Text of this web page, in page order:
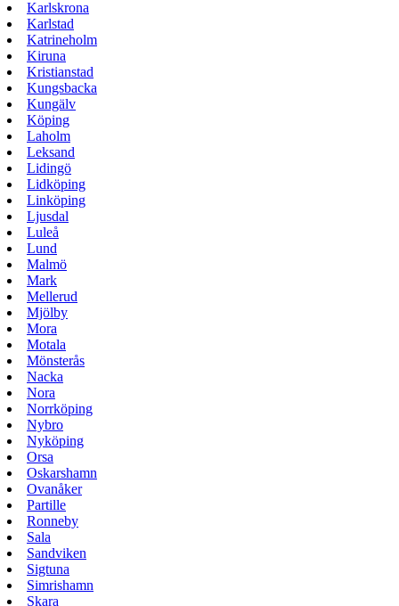
Karlskrona
Karlstad
Katrineholm
Kiruna
Kristianstad
Kungsbacka
Kungälv
Köping
Laholm
Leksand
Lidingö
Lidköping
Linköping
Ljusdal
Luleå
Lund
Malmö
Mark
Mellerud
Mjölby
Mora
Motala
Mönsterås
Nacka
Nora
Norrköping
Nybro
Nyköping
Orsa
Oskarshamn
Ovanåker
Partille
Ronneby
Sala
Sandviken
Sigtuna
Simrishamn
Skara